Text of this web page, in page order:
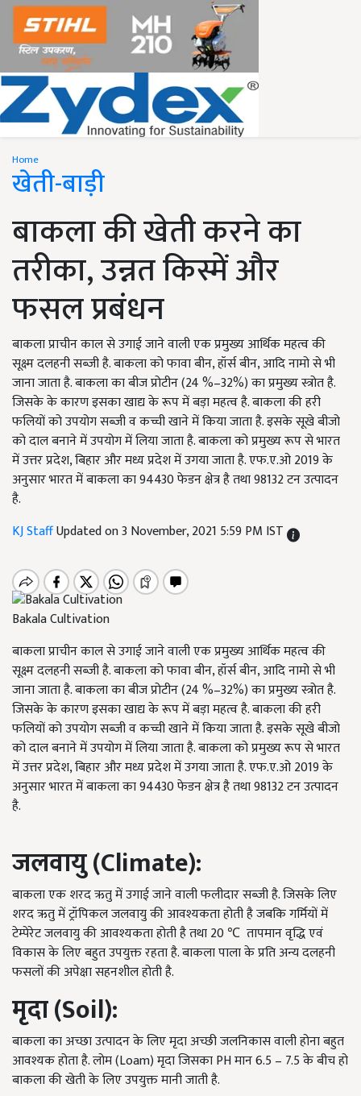
Home
खेती-बाड़ी
बाकला की खेती करने का
तरीका, उन्नत किस्में और
फसल प्रबंधन
बाकला प्राचीन काल से उगाई जाने वाली एक प्रमुख्य आर्थिक महत्व की
सूक्ष्म दलहनी सब्जी है. बाकला को फावा बीन, हॉर्स बीन, आदि नामो से भी
जाना जाता है. बाकला का बीज प्रोटीन (24 %–32%) का प्रमुख्य स्त्रोत है.
जिसके के कारण इसका खाद्य के रूप में बड़ा महत्व है. बाकला की हरी
फलियों को उपयोग सब्जी व कच्ची खाने में किया जाता है. इसके सूखे बीजो
को दाल बनाने में उपयोग में लिया जाता है. बाकला को प्रमुख्य रूप से भारत
में उत्तर प्रदेश, बिहार और मध्य प्रदेश में उगया जाता है. एफ.ए.ओ 2019 के
अनुसार भारत में बाकला का 94430 फेडन क्षेत्र है तथा 98132 टन उत्पादन
है.
KJ StaffUpdated on 3 November, 2021 5:59 PM IST
​​​​​​​Bakala Cultivation
बाकला प्राचीन काल से उगाई जाने वाली एक प्रमुख्य आर्थिक महत्व की
सूक्ष्म दलहनी सब्जी है. बाकला को फावा बीन, हॉर्स बीन, आदि नामो से भी
जाना जाता है. बाकला का बीज प्रोटीन (24 %–32%) का प्रमुख्य स्त्रोत है.
जिसके के कारण इसका खाद्य के रूप में बड़ा महत्व है. बाकला की हरी
फलियों को उपयोग सब्जी व कच्ची खाने में किया जाता है. इसके सूखे बीजो
को दाल बनाने में उपयोग में लिया जाता है. बाकला को प्रमुख्य रूप से भारत
में उत्तर प्रदेश, बिहार और मध्य प्रदेश में उगया जाता है. एफ.ए.ओ 2019 के
अनुसार भारत में बाकला का 94430 फेडन क्षेत्र है तथा 98132 टन उत्पादन
है.
जलवायु (Climate):
बाकला एक शरद ऋतु में उगाई जाने वाली फलीदार सब्जी है. जिसके लिए
शरद ऋतु में ट्रॉपिकल जलवायु की आवश्यकता होती है जबकि गर्मियों में
टेम्पेरेट जलवायु की आवश्यकता होती है तथा 20 ℃ तापमान वृद्धि एवं
विकास के लिए बहुत उपयुक्त रहता है. बाकला पाला के प्रति अन्य दलहनी
फसलों की अपेक्षा सहनशील होती है.
मृदा (Soil):
बाकला का अच्छा उत्पादन के लिए मृदा अच्छी जलनिकास वाली होना बहुत
आवश्यक होता है. लोम (Loam) मृदा जिसका PH मान 6.5 – 7.5 के बीच हो
बाकला की खेती के लिए उपयुक्त मानी जाती है.